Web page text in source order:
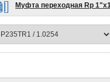
Муфта переходная Rp